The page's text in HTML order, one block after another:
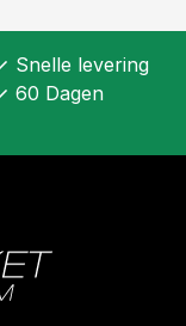
Snelle levering
60 Dagen